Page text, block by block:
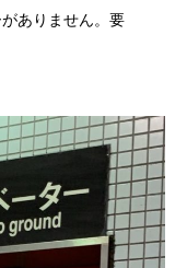
ありません。要